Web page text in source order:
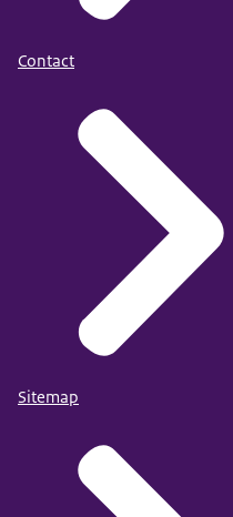
Contact
Sitemap